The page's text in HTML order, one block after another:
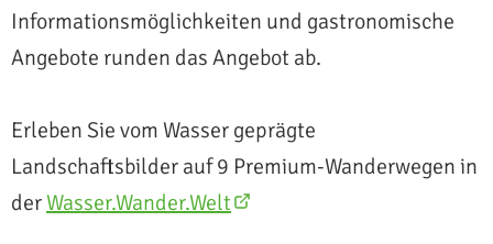
Informationsmöglichkeiten und gastronomische
Angebote runden das Angebot ab.
Erleben Sie vom Wasser geprägte
Landschaftsbilder auf 9 Premium-Wanderwegen in
der Wasser.Wander.Welt